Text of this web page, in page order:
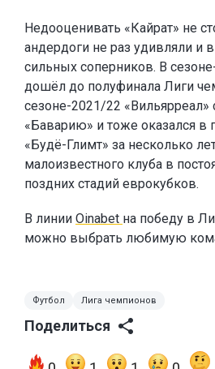
Недооценивать «Кайрат» не
андердоги не раз удивляли и
сильных соперников. В
дошёл до полуфинала Лиги
сезоне-2021/22
«Баварию» и тоже оказался в
«Будё-Глимт» за несколько
малоизвестного клуба в
поздних стадий еврокубков.
В линии Oinabet на победу в
можно выбрать любимую
Футбол Лига чемпионов
Поделиться